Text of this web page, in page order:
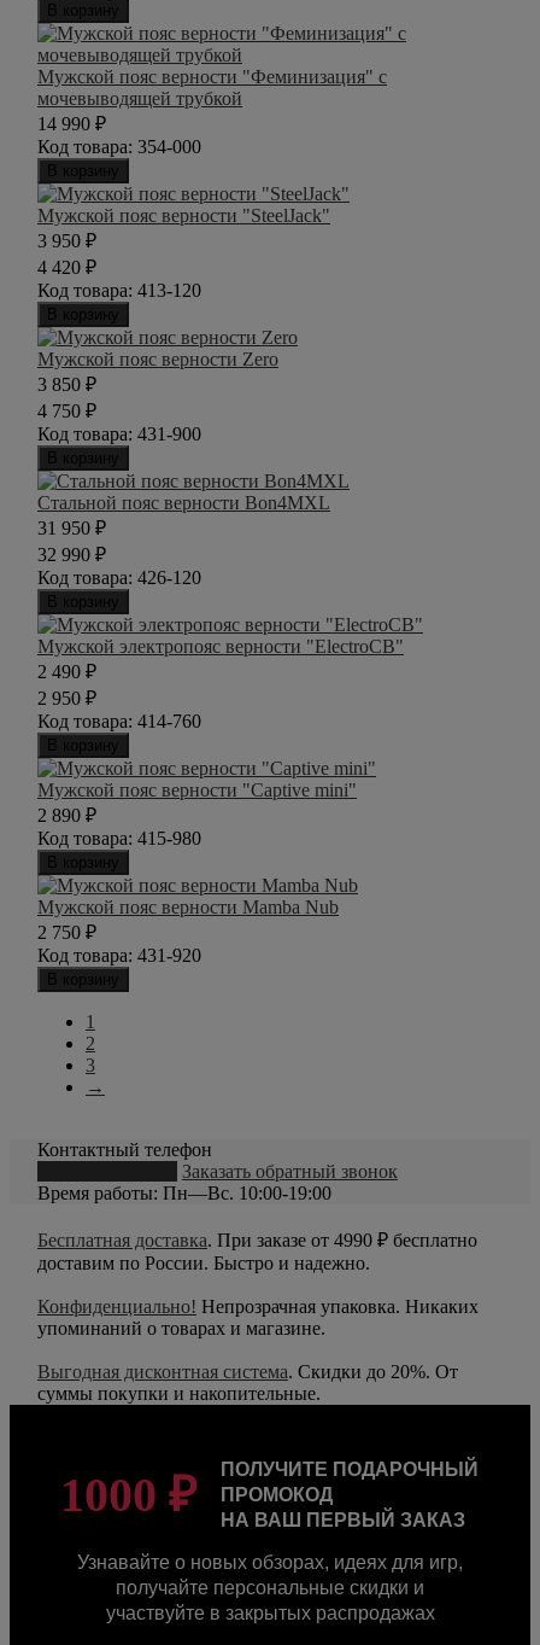
В корзину
Мужской пояс верности "Феминизация" с
мочевыводящей трубкой
14 990 ₽
Код товара: 354-000
В корзину
Мужской пояс верности "SteelJack"
3 950 ₽
4 420 ₽
Код товара: 413-120
В корзину
Мужской пояс верности Zero
3 850 ₽
4 750 ₽
Код товара: 431-900
В корзину
Стальной пояс верности Bon4MXL
31 950 ₽
32 990 ₽
Код товара: 426-120
В корзину
Мужской электропояс верности "ElectroCB"
2 490 ₽
2 950 ₽
Код товара: 414-760
В корзину
Мужской пояс верности "Captive mini"
2 890 ₽
Код товара: 415-980
В корзину
Мужской пояс верности Mamba Nub
2 750 ₽
Код товара: 431-920
В корзину
1
2
3
→
Контактный телефон
Заказать обратный звонок
Время работы: Пн—Вс. 10:00-19:00
Бесплатная доставка. При заказе от 4990 ₽ бесплатно
доставим по России. Быстро и надежно.
Конфиденциально! Непрозрачная упаковка. Никаких
упоминаний о товарах и магазине.
Выгодная дисконтная система. Скидки до 20%. От
суммы покупки и накопительные.
1000 ₽
ПОЛУЧИТЕ ПОДАРОЧНЫЙ
ПРОМОКОД
НА ВАШ ПЕРВЫЙ ЗАКАЗ
Узнавайте о новых обзорах, идеях для игр,
получайте персональные скидки и
участвуйте в закрытых распродажах